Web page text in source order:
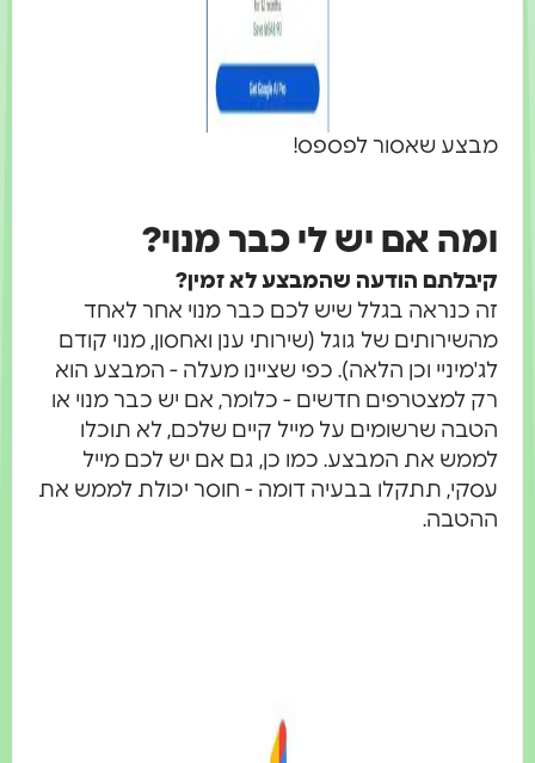
מבצע שאסור לפספס!
ומה אם יש לי כבר מנוי?
קיבלתם הודעה שהמבצע לא זמין?
זה כנראה בגלל שיש לכם כבר מנוי אחר לאחד
מהשירותים של גוגל (שירותי ענן ואחסון, מנוי קודם
לג'מיניי וכן הלאה). כפי שציינו מעלה - המבצע הוא
רק למצטרפים חדשים - כלומר, אם יש כבר מנוי או
הטבה שרשומים על מייל קיים שלכם, לא תוכלו
לממש את המבצע. כמו כן, גם אם יש לכם מייל
עסקי, תתקלו בבעיה דומה - חוסר יכולת לממש את
ההטבה.